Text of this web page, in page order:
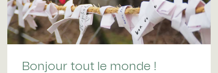
Bonjour tout le monde !